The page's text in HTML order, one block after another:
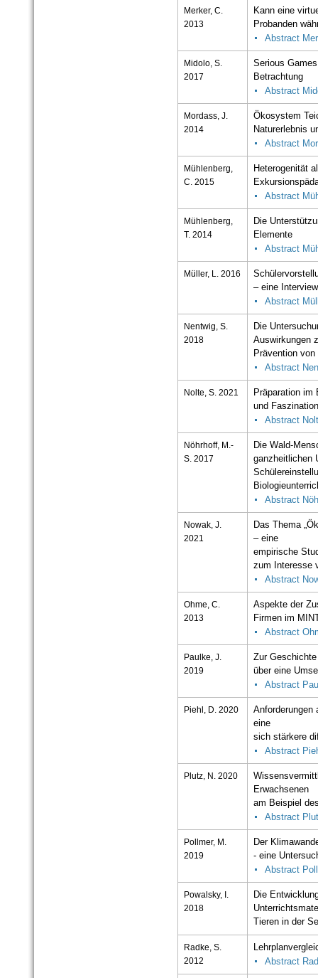
Merker, C.
2013
Kann eine
Probanden
Abstract
Midolo, S.
2017
Serious
Betrachtung
Abstract
Mordass, J.
2014
Ökosystem
Naturerlebnis
Abstract
Mühlenberg,
C. 2015
Heterogenität
Abstract
Mühlenberg,
T. 2014
Die
Elemente
Abstract
Müller, L. 2016
– eine
Abstract
Nentwig, S.
2018
Die
Auswirkungen
Prävention
Abstract
Nolte, S. 2021
Präparation im
und
Abstract
Nöhrhoff, M.-
S. 2017
Die Wald-
ganzheitlichen
Abstract
Nowak, J.
2021
Das Thema
– eine
empirische
zum Interesse
Abstract
Ohme, C.
2013
Aspekte der
Firmen im
Abstract
Paulke, J.
2019
Zur
über eine
Abstract
Piehl, D. 2020
Anforderungen
eine
sich stärkere
Abstract
Plutz, N. 2020
Erwachsenen
am Beispiel
Abstract
Pollmer, M.
2019
Der
- eine
Abstract
Powalsky, I.
2018
Die
Tieren in der
Radke, S.
2012
Abstract